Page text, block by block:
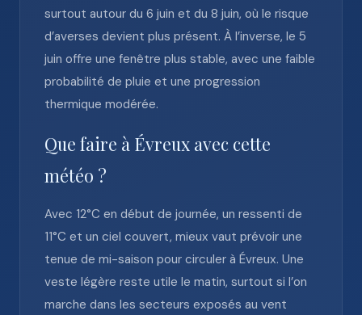
surtout autour du 6 juin et du 8 juin, où le risque
d’averses devient plus présent. À l’inverse, le 5
juin offre une fenêtre plus stable, avec une faible
probabilité de pluie et une progression
thermique modérée.
Que faire à Évreux avec cette
météo ?
Avec 12°C en début de journée, un ressenti de
11°C et un ciel couvert, mieux vaut prévoir une
tenue de mi-saison pour circuler à Évreux. Une
veste légère reste utile le matin, surtout si l’on
marche dans les secteurs exposés au vent